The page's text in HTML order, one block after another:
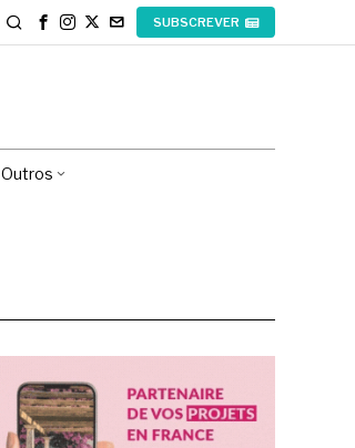
SUBSCREVER
Outros